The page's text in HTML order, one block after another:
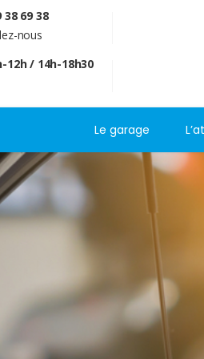
38 69 38
nous
12h / 14h-18h30
Le garage